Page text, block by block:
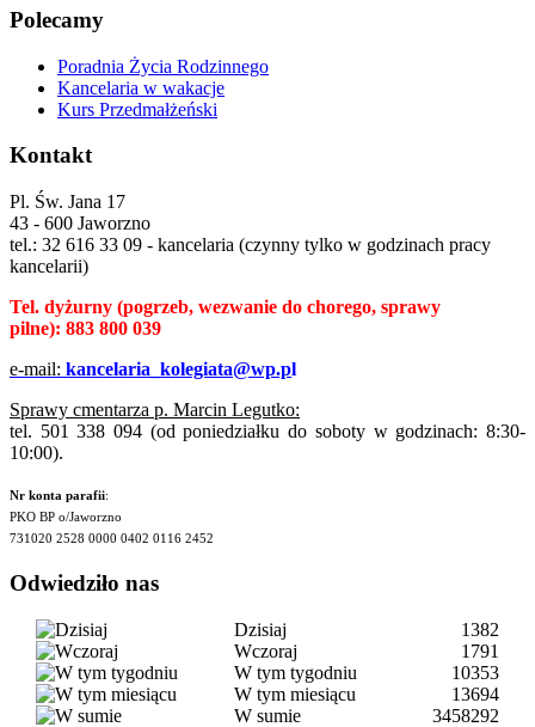
Polecamy
Poradnia Życia Rodzinnego
Kancelaria w wakacje
Kurs Przedmałżeński
Kontakt
Pl. Św. Jana 17
43 - 600 Jaworzno
tel.: 32 616 33 09 - kancelaria (czynny tylko w godzinach pracy
kancelarii)
Tel. dyżurny (pogrzeb, wezwanie do chorego, sprawy
pilne): 883 800 039
e-mail: kancelaria_kolegiata@wp.pl
Sprawy cmentarza p. Marcin Legutko:
tel. 501 338 094 (od poniedziałku do soboty w godzinach: 8:30-
10:00).
Nr konta parafii:
PKO BP o/Jaworzno
731020 2528 0000 0402 0116 2452
Odwiedziło nas
Dzisiaj
1382
Wczoraj
1791
W tym tygodniu
10353
W tym miesiącu
13694
W sumie
3458292